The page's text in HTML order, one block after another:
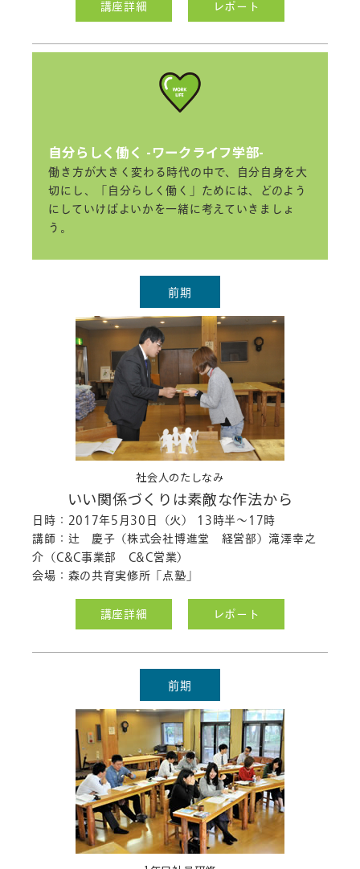
開しました。
ました。
「3年目社員研修」のシラバスを公開し
「働きやすい職場づくり」のシラバス
「提案型営業に学ぶプレゼンテーショ
ン」のシラバスを公開しました。
「エディトリアルデザイン」のシラバス
を公開しました。
「ファシリテーション(入門編)」のシ
ラバスを公開しました。
「あるばむ自由学校」のシラバスを公
開しました。
2017.04.21
2017年度の講座を公開しました。
2017.04.21
2017年度講座の申込受付を開始しまし
た。
2017.04.21
hakushindo CAMPUSのページをリニ
ューアルしました。
講座詳細 レポート
自分らしく働く -ワークライフ学部-
働き方が大きく変わる時代の中で、自分自身を大
切にし、「自分らしく働く」ためには、どのよう
にしていけばよいかを一緒に考えていきましょ
う。
前期
社会人のたしなみ
いい関係づくりは素敵な作法から
日時：2017年5月30日（火） 13時半～17時
講師：辻 慶子（株式会社博進堂 経営部）滝澤幸之
介（C&C事業部 C&C営業）
会場：森の共育実修所「点塾」
講座詳細 レポート
前期